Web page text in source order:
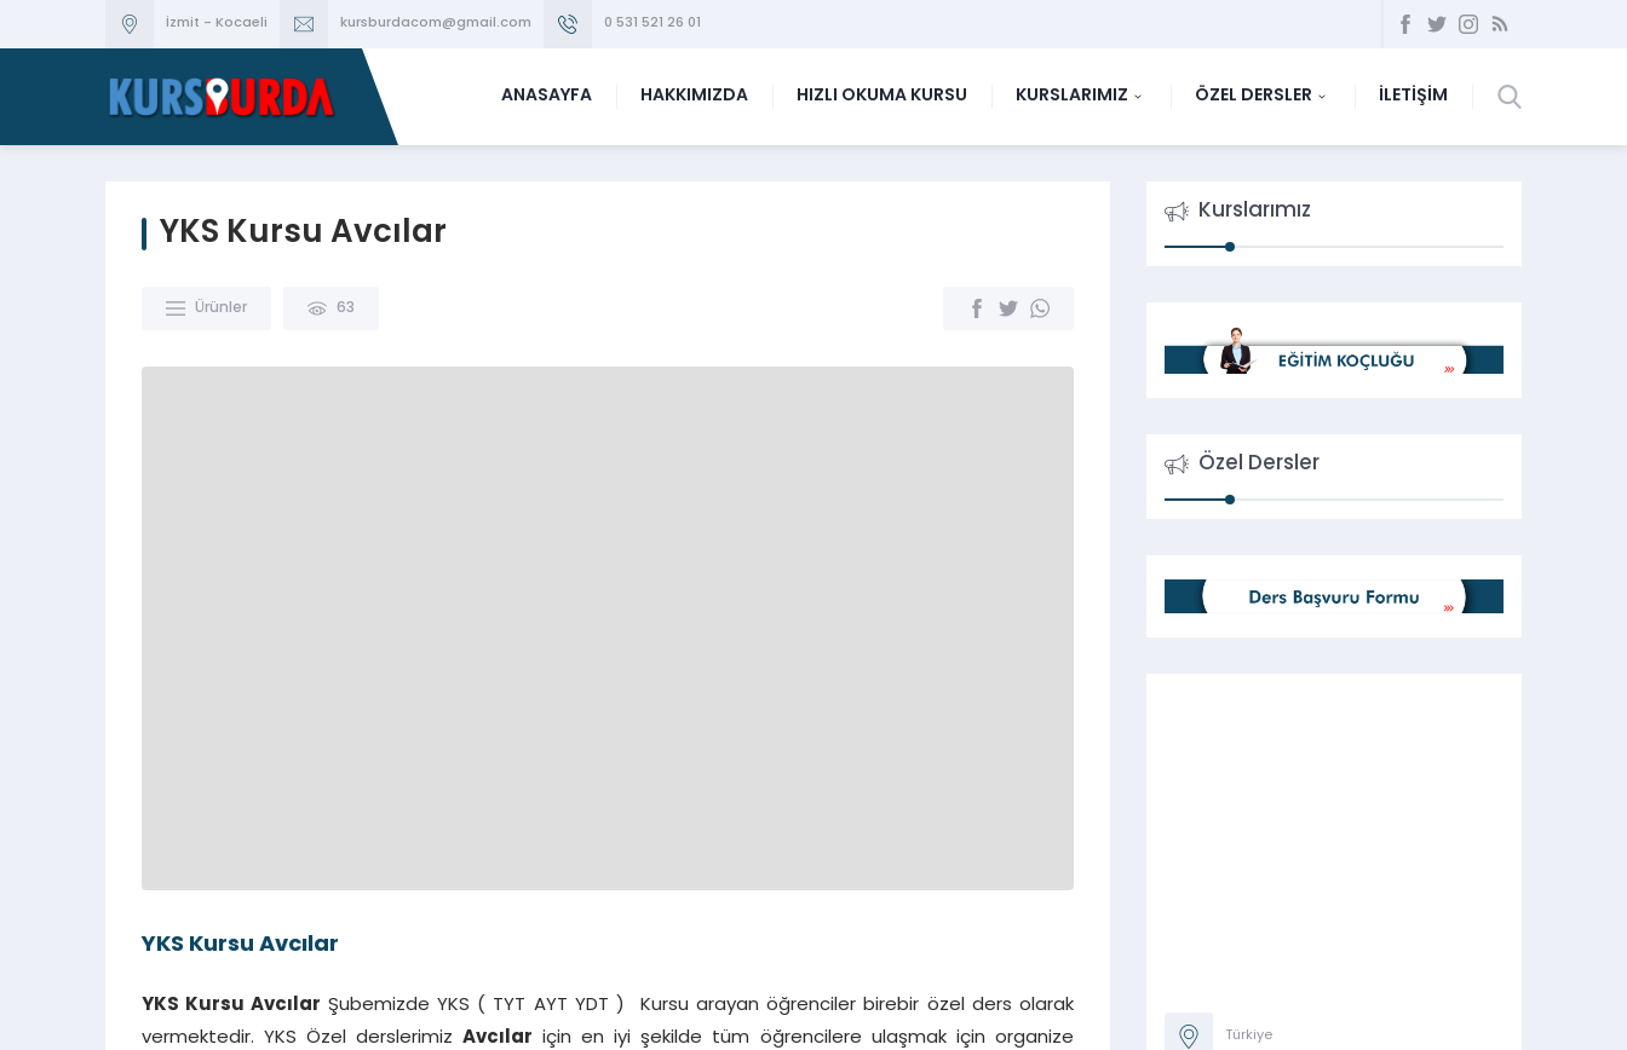
İzmit - Kocaeli kursburdacom@gmail.com 0 531 521 26 01
ANASAYFA HAKKIMIZDA HIZLI OKUMA KURSU KURSLARIMIZ ÖZEL DERSLER İLETİŞİM
YKS Kursu Avcılar
Ürünler 63
YKS Kursu Avcılar
YKS Kursu Avcılar Şubemizde YKS ( TYT AYT YDT ) Kursu arayan öğrenciler birebir özel ders olarak
vermektedir. YKS Özel derslerimiz Avcılar için en iyi şekilde tüm öğrencilere ulaşmak için organize
Kurslarımız
Özel Dersler
Türkiye